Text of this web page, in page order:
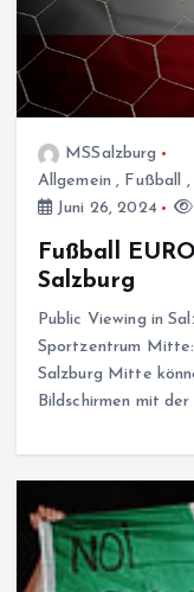
MSSalzburg
Allgemein , Fußball ,
Juni 26, 2024
Fußball
Salzburg
Public Viewing in
Sportzentrum Mitte:
Salzburg Mitte
Bildschirmen mit